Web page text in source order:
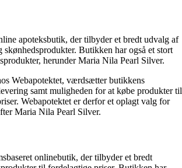
apoteksbutik, der tilbyder et bredt udvalg af
skønhedsprodukter. Butikken har også et stort
herunder Maria Nila Pearl Silver.
Webapotektet, værdsætter butikkens
samt muligheden for at købe produkter til
Webapotektet er derfor et oplagt valg for
Maria Nila Pearl Silver.
onlinebutik, der tilbyder et bredt